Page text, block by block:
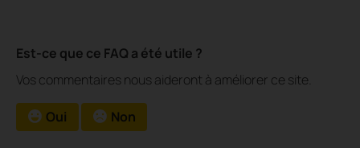
Est-ce que ce FAQ a été utile ?
Vos commentaires nous aideront à améliorer ce site.
Oui Non